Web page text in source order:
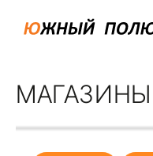
МАГАЗИНЫ